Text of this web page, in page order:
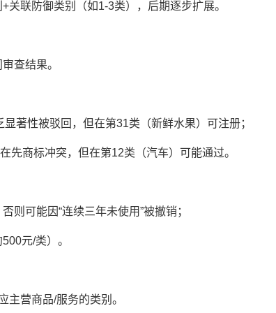
联防御类别（如1-3类），后期逐步扩展。
查结果。
著性被驳回，但在第31类（新鲜水果）可注册；
商标冲突，但在第12类（汽车）可能通过。
可能因“连续三年未使用”被撤销；
元/类）。
营商品/服务的类别。